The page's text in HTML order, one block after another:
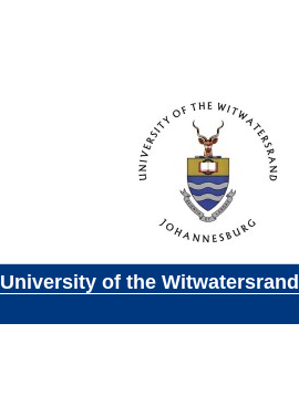
University of the Witwatersrand